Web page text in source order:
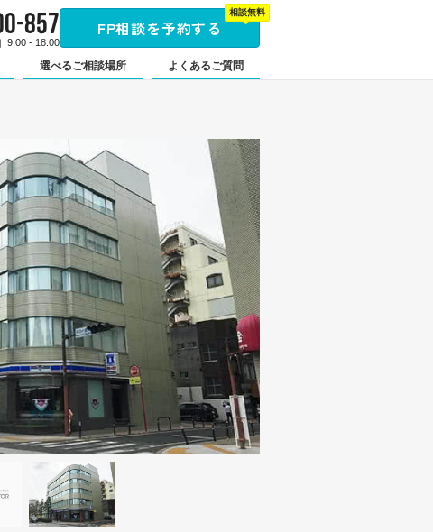
857
9:00 - 18:00
FP相談を予約する
相談無料
選べるご相談場所 よくあるご質問